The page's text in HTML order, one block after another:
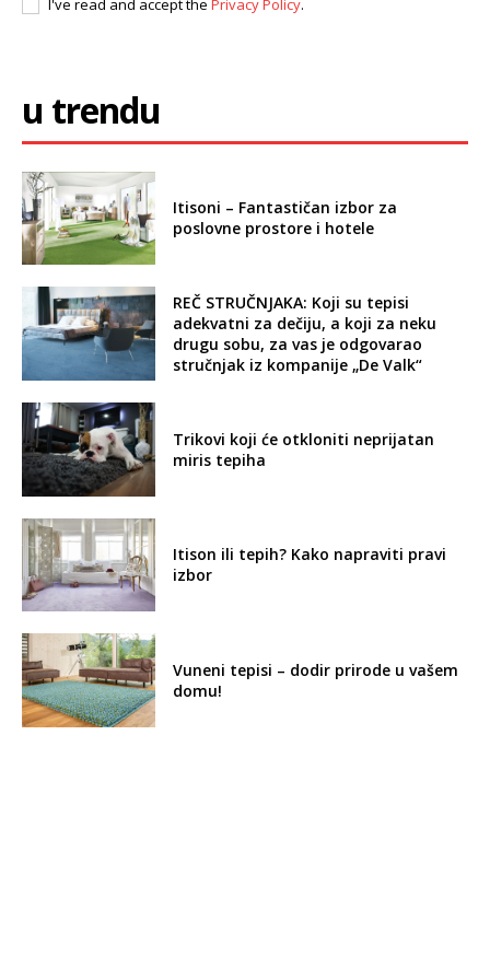
I've read and accept the Privacy Policy.
u trendu
Itisoni – Fantastičan izbor za
poslovne prostore i hotele
REČ STRUČNJAKA: Koji su tepisi
adekvatni za dečiju, a koji za neku
drugu sobu, za vas je odgovarao
stručnjak iz kompanije „De Valk“
Trikovi koji će otkloniti neprijatan
miris tepiha
Itison ili tepih? Kako napraviti pravi
izbor
Vuneni tepisi – dodir prirode u vašem
domu!